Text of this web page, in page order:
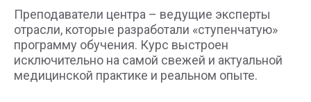
Контакты
События
Преподаватели центра – ведущие эксперты
отрасли, которые разработали «ступенчатую»
программу обучения. Курс выстроен
исключительно на самой свежей и актуальной
медицинской практике и реальном опыте.